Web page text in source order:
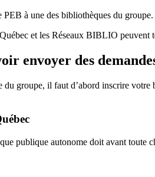
à une des bibliothèques du groupe.
et les Réseaux BIBLIO
envoyer des
du groupe, il faut d’abord inscrire
publique autonome doit avant toute